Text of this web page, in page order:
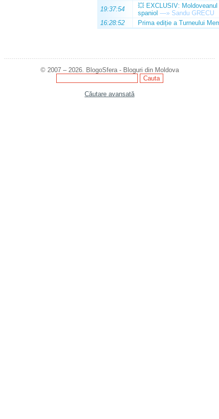
19:37:54
💥 EXCLUSIV:
spaniol —» Sandu GRECU
16:28:52
Prima ediție a Turneului
© 2007 – 2026. BlogoSfera - Bloguri din Moldova
Căutare avansată